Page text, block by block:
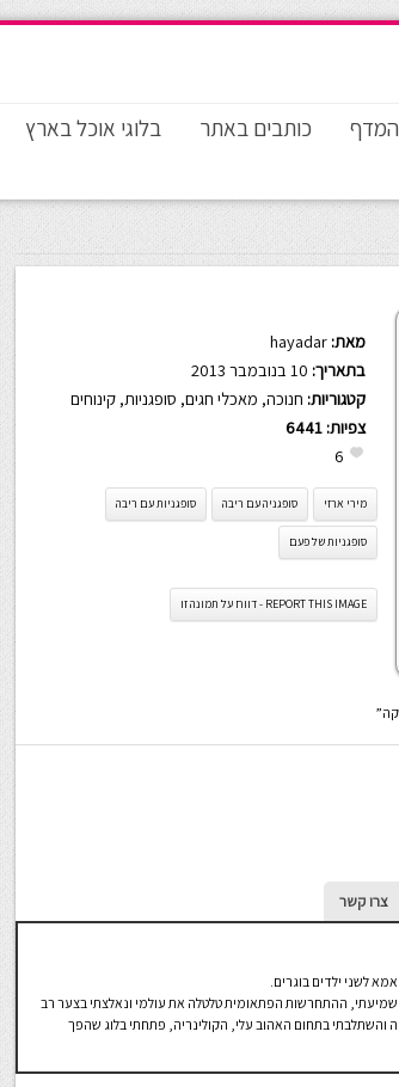
כותבים באתר בלוגי אוכל בארץ
מאת: hayadar
בתאריך:
קטגוריות: חנוכה, מאכלי חגים, סופגניות, קינוחים
צפיות: 6441
6
מירי ארזי סופגניה עם ריבה סופגניות עם ריבה
סופגניות של פעם
REPORT THIS IMAGE - דווח על תמונה זו
צרו קשר
לשני ילדים בוגרים.
את שמיעתי, ההתחרשות הפתאומית טלטלה את עולמי ונאלצתי בצער רב
והשתלבתי בתחום האהוב עלי, הקולינריה, פתחתי בלוג שהפך